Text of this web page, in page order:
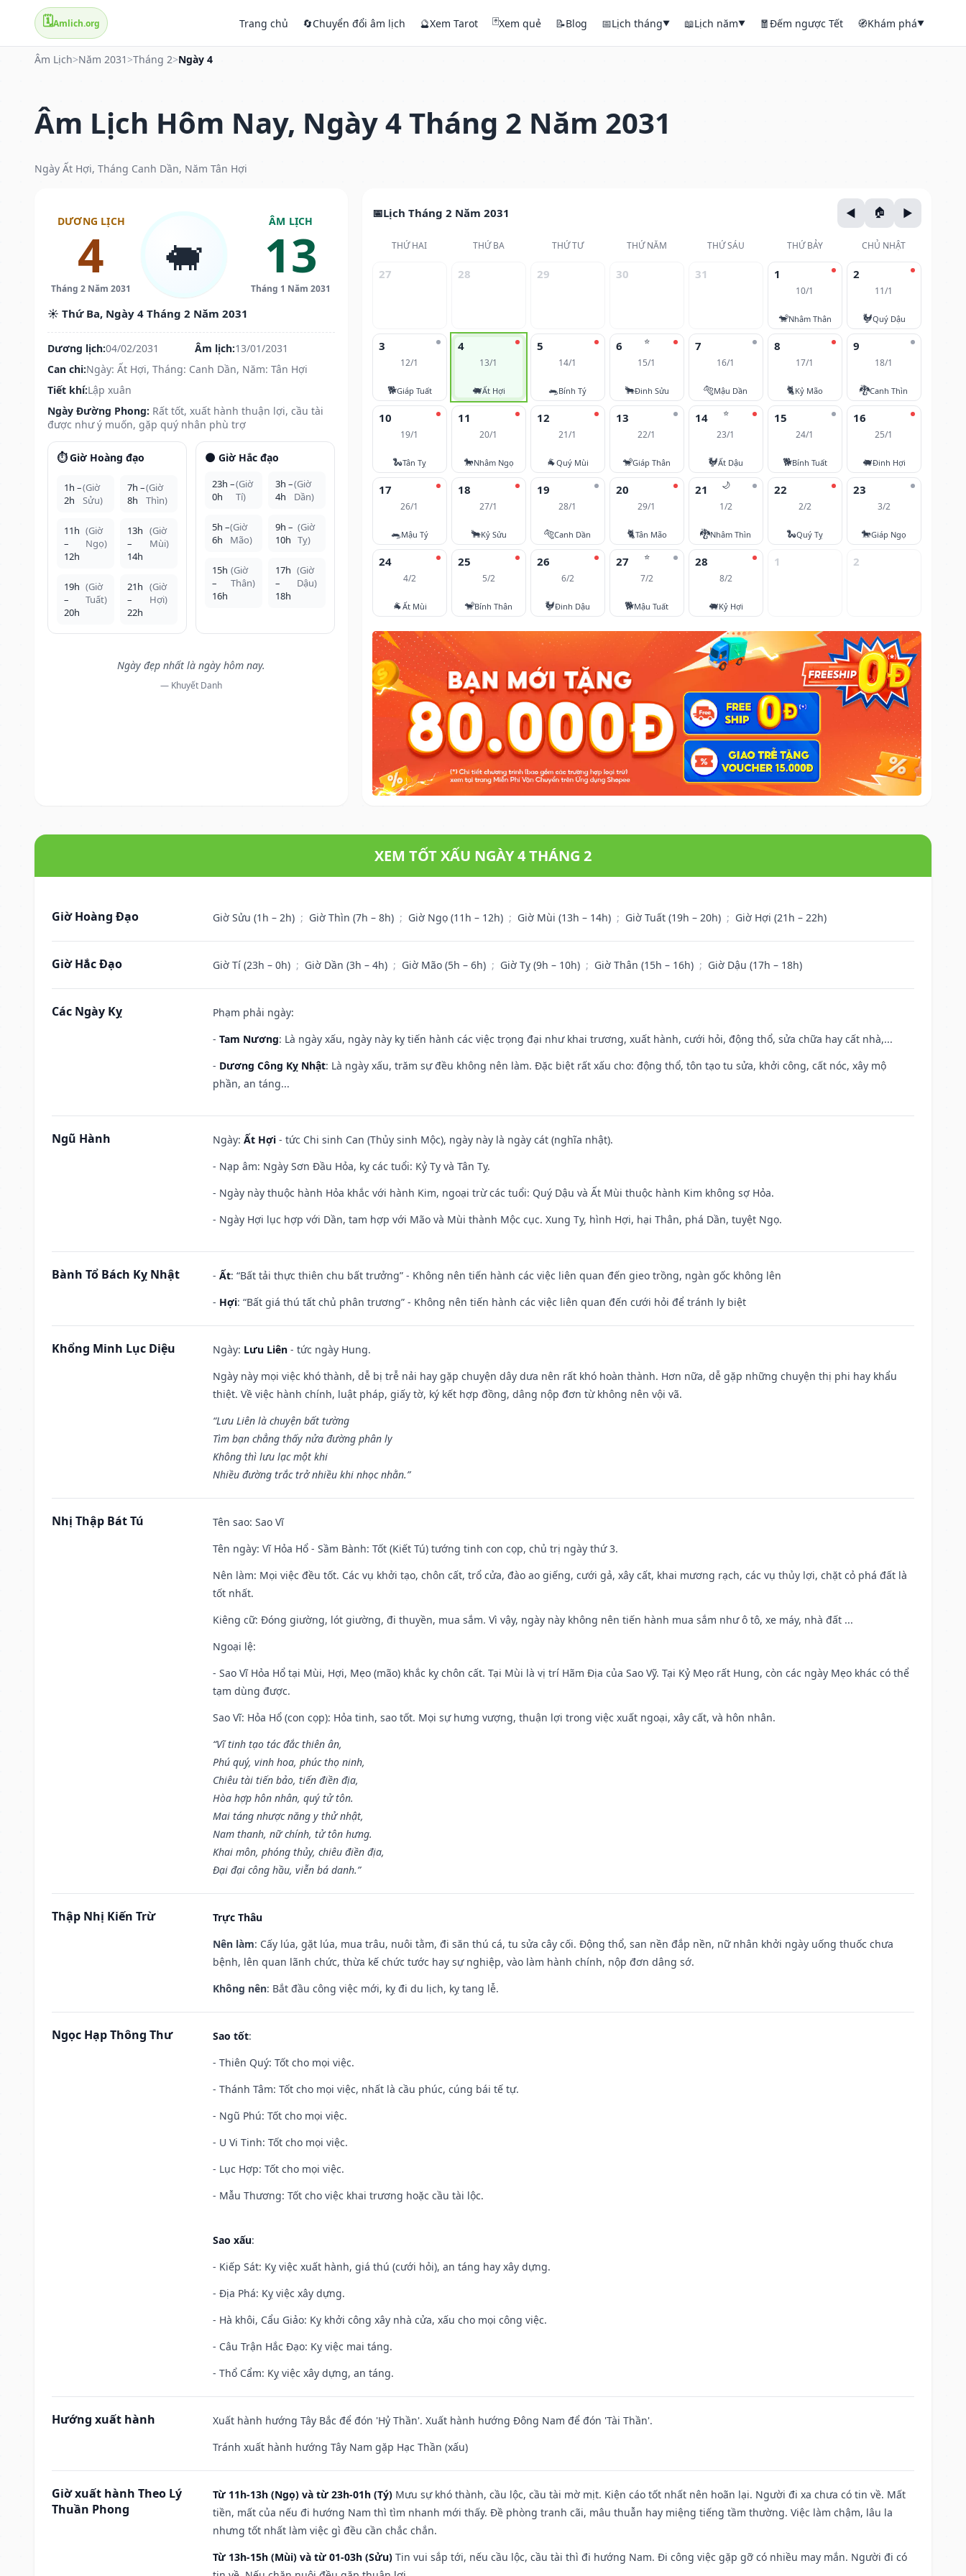
🗓️Amlich.org Trang chủ 🔄Chuyển đổi âm lịch 🔮Xem Tarot 🃏Xem quẻ 📝Blog 📅Lịch tháng▼ 📖Lịch năm▼ 🧧Đếm ngược Tết 🧭Khám phá▼
Âm Lịch>Năm 2031 >Tháng 2>Ngày 4
Âm Lịch Hôm Nay, Ngày 4 Tháng 2 Năm 2031
Ngày Ất Hợi, Tháng Canh Dần, Năm Tân Hợi
DƯƠNG LỊCH
4
Tháng 2 Năm 2031
🐖
ÂM LỊCH
13
Tháng 1 Năm 2031
☀️ Thứ Ba, Ngày 4 Tháng 2 Năm 2031
Dương lịch:04/02/2031 Âm lịch:13/01/2031
Can chi:Ngày: Ất Hợi, Tháng: Canh Dần, Năm: Tân Hợi
Tiết khí:Lập xuân
Ngày Đường Phong: Rất tốt, xuất hành thuận lợi, cầu tài
được như ý muốn, gặp quý nhân phù trợ
⏱️ Giờ Hoàng đạo
1h –
2h
(Giờ
Sửu)
7h –
8h
(Giờ
Thìn)
11h
–
12h
(Giờ
Ngọ)
13h
–
14h
(Giờ
Mùi)
19h
–
20h
(Giờ
Tuất)
21h
–
22h
(Giờ
Hợi)
🌑 Giờ Hắc đạo
23h –
0h
(Giờ
Tí)
3h –
4h
(Giờ
Dần)
5h –
6h
(Giờ
Mão)
9h –
10h
(Giờ
Tỵ)
15h
–
16h
(Giờ
Thân)
17h
–
18h
(Giờ
Dậu)
Ngày đẹp nhất là ngày hôm nay.
— Khuyết Danh
Lịch Tháng 2 Năm 2031
THỨ HAI THỨ BA THỨ TƯ THỨ NĂM THỨ SÁU THỨ BẢY CHỦ NHẬT
27 28 29 30 31 1
10/1
🐒Nhâm Thân
2
11/1
🐓Quý Dậu
3
12/1
🐕Giáp Tuất
4
13/1
🐖Ất Hợi
5
14/1
🐀Bính Tý
⭐
6
15/1
🐂Đinh Sửu
7
16/1
🐅Mậu Dần
8
17/1
🐈Kỷ Mão
9
18/1
🐉Canh Thìn
10
19/1
🐍Tân Tỵ
11
20/1
🐎Nhâm Ngọ
12
21/1
🐐Quý Mùi
13
22/1
🐒Giáp Thân
⭐
14
23/1
🐓Ất Dậu
15
24/1
🐕Bính Tuất
16
25/1
🐖Đinh Hợi
17
26/1
🐀Mậu Tý
18
27/1
🐂Kỷ Sửu
19
28/1
🐅Canh Dần
20
29/1
🐈Tân Mão
🌙
21
1/2
🐉Nhâm Thìn
22
2/2
🐍Quý Tỵ
23
3/2
🐎Giáp Ngọ
24
4/2
🐐Ất Mùi
25
5/2
🐒Bính Thân
26
6/2
🐓Đinh Dậu
⭐
27
7/2
🐕Mậu Tuất
28
8/2
🐖Kỷ Hợi
1 2
XEM TỐT XẤU NGÀY 4 THÁNG 2
Giờ Hoàng Đạo Giờ Sửu (1h – 2h) ; Giờ Thìn (7h – 8h) ; Giờ Ngọ (11h – 12h) ; Giờ Mùi (13h – 14h) ; Giờ Tuất (19h – 20h) ; Giờ Hợi (21h – 22h)
Giờ Hắc Đạo Giờ Tí (23h – 0h) ; Giờ Dần (3h – 4h) ; Giờ Mão (5h – 6h) ; Giờ Tỵ (9h – 10h) ; Giờ Thân (15h – 16h) ; Giờ Dậu (17h – 18h)
Các Ngày Kỵ
Phạm phải ngày:
- Tam Nương: Là ngày xấu, ngày này kỵ tiến hành các việc trọng đại như khai trương, xuất hành, cưới hỏi, động thổ, sửa chữa hay cất nhà,...
- Dương Công Kỵ Nhật: Là ngày xấu, trăm sự đều không nên làm. Đặc biệt rất xấu cho: động thổ, tôn tạo tu sửa, khởi công, cất nóc, xây mộ
phần, an táng...
Ngũ Hành Ngày: Ất Hợi - tức Chi sinh Can (Thủy sinh Mộc), ngày này là ngày cát (nghĩa nhật).
- Nạp âm: Ngày Sơn Đầu Hỏa, kỵ các tuổi: Kỷ Tỵ và Tân Tỵ.
- Ngày này thuộc hành Hỏa khắc với hành Kim, ngoại trừ các tuổi: Quý Dậu và Ất Mùi thuộc hành Kim không sợ Hỏa.
- Ngày Hợi lục hợp với Dần, tam hợp với Mão và Mùi thành Mộc cục. Xung Tỵ, hình Hợi, hại Thân, phá Dần, tuyệt Ngọ.
Bành Tổ Bách Kỵ Nhật - Ất: “Bất tải thực thiên chu bất trưởng” - Không nên tiến hành các việc liên quan đến gieo trồng, ngàn gốc không lên
- Hợi: “Bất giá thú tất chủ phân trương” - Không nên tiến hành các việc liên quan đến cưới hỏi để tránh ly biệt
Khổng Minh Lục Diệu Ngày: Lưu Liên - tức ngày Hung.
Ngày này mọi việc khó thành, dễ bị trễ nải hay gặp chuyện dây dưa nên rất khó hoàn thành. Hơn nữa, dễ gặp những chuyện thị phi hay khẩu
thiệt. Về việc hành chính, luật pháp, giấy tờ, ký kết hợp đồng, dâng nộp đơn từ không nên vội vã.
“Lưu Liên là chuyện bất tường
Tìm bạn chẳng thấy nửa đường phân ly
Không thì lưu lạc một khi
Nhiều đường trắc trở nhiều khi nhọc nhằn.”
Nhị Thập Bát Tú Tên sao: Sao Vĩ
Tên ngày: Vĩ Hỏa Hổ - Sầm Bành: Tốt (Kiết Tú) tướng tinh con cọp, chủ trị ngày thứ 3.
Nên làm: Mọi việc đều tốt. Các vụ khởi tạo, chôn cất, trổ cửa, đào ao giếng, cưới gả, xây cất, khai mương rạch, các vụ thủy lợi, chặt cỏ phá đất là
tốt nhất.
Kiêng cữ: Đóng giường, lót giường, đi thuyền, mua sắm. Vì vậy, ngày này không nên tiến hành mua sắm như ô tô, xe máy, nhà đất ...
Ngoại lệ:
- Sao Vĩ Hỏa Hổ tại Mùi, Hợi, Mẹo (mão) khắc kỵ chôn cất. Tại Mùi là vị trí Hãm Địa của Sao Vỹ. Tại Kỷ Mẹo rất Hung, còn các ngày Mẹo khác có thể
tạm dùng được.
Sao Vĩ: Hỏa Hổ (con cọp): Hỏa tinh, sao tốt. Mọi sự hưng vượng, thuận lợi trong việc xuất ngoại, xây cất, và hôn nhân.
“Vĩ tinh tạo tác đắc thiên ân,
Phú quý, vinh hoa, phúc thọ ninh,
Chiêu tài tiến bảo, tiến điền địa,
Hòa hợp hôn nhân, quý tử tôn.
Mai táng nhược năng y thử nhật,
Nam thanh, nữ chính, tử tôn hưng.
Khai môn, phóng thủy, chiêu điền địa,
Đại đại công hầu, viễn bá danh.”
Thập Nhị Kiến Trừ
Trực Thâu
Nên làm: Cấy lúa, gặt lúa, mua trâu, nuôi tằm, đi săn thú cá, tu sửa cây cối. Động thổ, san nền đắp nền, nữ nhân khởi ngày uống thuốc chưa
bệnh, lên quan lãnh chức, thừa kế chức tước hay sự nghiệp, vào làm hành chính, nộp đơn dâng sớ.
Không nên: Bắt đầu công việc mới, kỵ đi du lịch, kỵ tang lễ.
Ngọc Hạp Thông Thư Sao tốt:
- Thiên Quý: Tốt cho mọi việc.
- Thánh Tâm: Tốt cho mọi việc, nhất là cầu phúc, cúng bái tế tự.
- Ngũ Phú: Tốt cho mọi việc.
- U Vi Tinh: Tốt cho mọi việc.
- Lục Hợp: Tốt cho mọi việc.
- Mẫu Thương: Tốt cho việc khai trương hoặc cầu tài lộc.
Sao xấu:
- Kiếp Sát: Kỵ việc xuất hành, giá thú (cưới hỏi), an táng hay xây dựng.
- Địa Phá: Kỵ việc xây dựng.
- Hà khôi, Cẩu Giảo: Kỵ khởi công xây nhà cửa, xấu cho mọi công việc.
- Câu Trận Hắc Đạo: Kỵ việc mai táng.
- Thổ Cẩm: Kỵ việc xây dựng, an táng.
Hướng xuất hành
Xuất hành hướng Tây Bắc để đón 'Hỷ Thần'. Xuất hành hướng Đông Nam để đón 'Tài Thần'.
Tránh xuất hành hướng Tây Nam gặp Hạc Thần (xấu)
Giờ xuất hành Theo Lý
Thuần Phong
Từ 11h-13h (Ngọ) và từ 23h-01h (Tý) Mưu sự khó thành, cầu lộc, cầu tài mờ mịt. Kiện cáo tốt nhất nên hoãn lại. Người đi xa chưa có tin về. Mất
tiền, mất của nếu đi hướng Nam thì tìm nhanh mới thấy. Đề phòng tranh cãi, mâu thuẫn hay miệng tiếng tầm thường. Việc làm chậm, lâu la
nhưng tốt nhất làm việc gì đều cần chắc chắn.
Từ 13h-15h (Mùi) và từ 01-03h (Sửu) Tin vui sắp tới, nếu cầu lộc, cầu tài thì đi hướng Nam. Đi công việc gặp gỡ có nhiều may mắn. Người đi có